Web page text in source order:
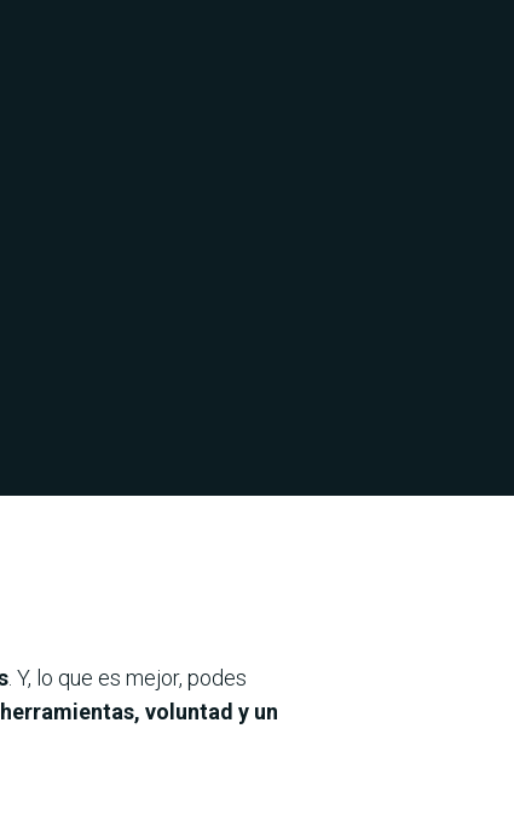
. Y, lo que es mejor, podes
herramientas, voluntad y un